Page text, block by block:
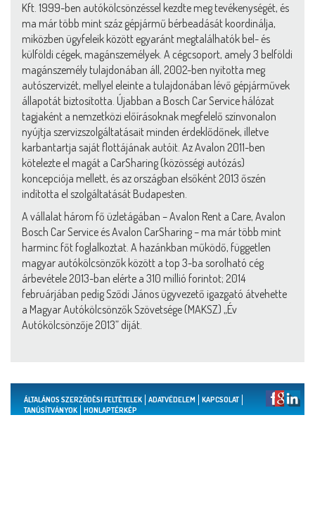
Kft. 1999-ben autókölcsönzéssel kezdte meg tevékenységét, és
ma már több mint száz gépjármű bérbeadását koordinálja,
miközben ügyfeleik között egyaránt megtalálhatók bel- és
külföldi cégek, magánszemélyek. A cégcsoport, amely 3 belföldi
magánszemély tulajdonában áll, 2002-ben nyitotta meg
autószervizét, mellyel eleinte a tulajdonában lévő gépjárművek
állapotát biztosította. Újabban a Bosch Car Service hálózat
tagjaként a nemzetközi előírásoknak megfelelő színvonalon
nyújtja szervizszolgáltatásait minden érdeklődőnek, illetve
karbantartja saját flottájának autóit. Az Avalon 2011-ben
kötelezte el magát a CarSharing (közösségi autózás)
koncepciója mellett, és az országban elsőként 2013 őszén
indította el szolgáltatását Budapesten.
A vállalat három fő üzletágában – Avalon Rent a Care, Avalon
Bosch Car Service és Avalon CarSharing – ma már több mint
harminc főt foglalkoztat. A hazánkban működő, független
magyar autókölcsönzők között a top 3-ba sorolható cég
árbevétele 2013-ban elérte a 310 millió forintot; 2014
februárjában pedig Sződi János ügyvezető igazgató átvehette
a Magyar Autókölcsönzők Szövetsége (MAKSZ) „Év
Autókölcsönzője 2013” díját.
ÁLTALÁNOS SZERZŐDÉSI FELTÉTELEK ADATVÉDELEM
KAPCSOLAT
TANÚSÍTVÁNYOK
HONLAPTÉRKÉP